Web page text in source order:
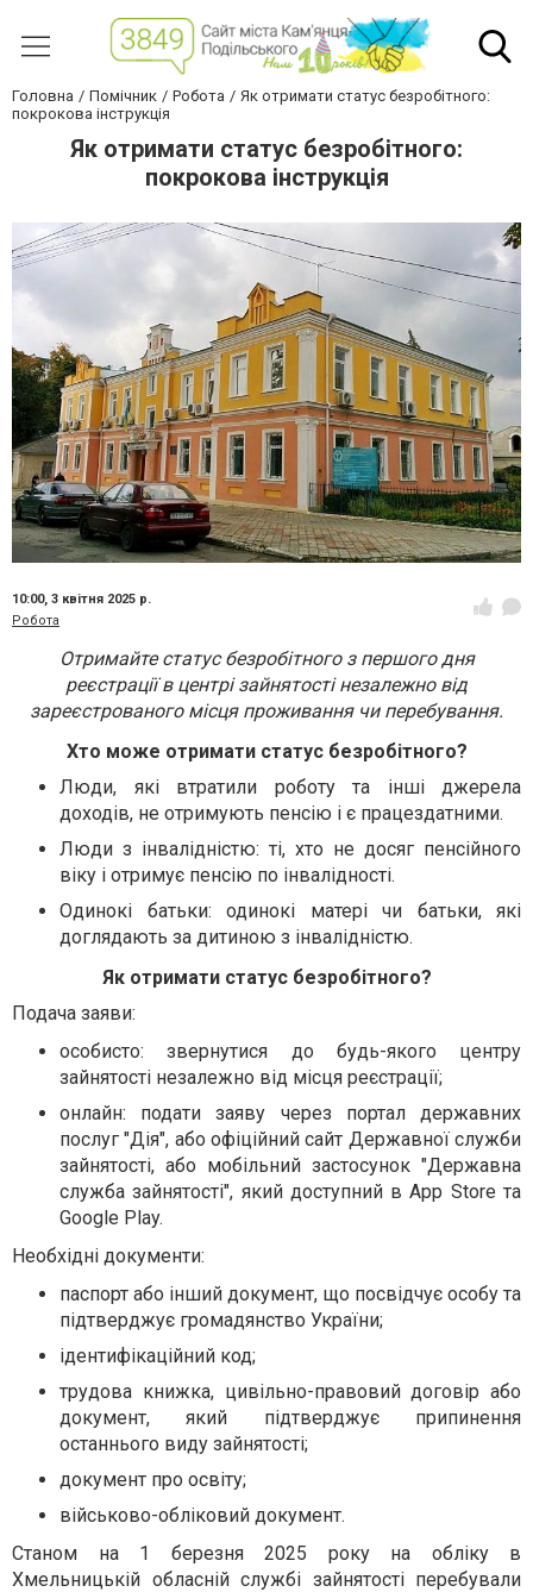
Головна Помічник Робота
Як отримати статус безробітного:
покрокова інструкція
Як отримати статус безробітного:
покрокова інструкція
10:00, 3 квітня 2025 р.
Робота
Отримайте статус безробітного з першого дня
реєстрації в центрі зайнятості незалежно від
зареєстрованого місця проживання чи перебування.
Хто може отримати статус безробітного?
Люди, які втратили роботу та інші джерела
доходів, не отримують пенсію і є працездатними.
Люди з інвалідністю: ті, хто не досяг пенсійного
віку і отримує пенсію по інвалідності.
Одинокі батьки: одинокі матері чи батьки, які
доглядають за дитиною з інвалідністю.
Як отримати статус безробітного?
Подача заяви:
особисто: звернутися до будь-якого центру
зайнятості незалежно від місця реєстрації;
онлайн: подати заяву через портал державних
послуг "Дія", або офіційний сайт Державної служби
зайнятості, або мобільний застосунок "Державна
служба зайнятості", який доступний в App Store та
Google Play.
Необхідні документи:
паспорт або інший документ, що посвідчує особу та
підтверджує громадянство України;
ідентифікаційний код;
трудова книжка, цивільно-правовий договір або
документ, який підтверджує припинення
останнього виду зайнятості;
документ про освіту;
військово-обліковий документ.
Станом на 1 березня 2025 року на обліку в
Хмельницькій обласній службі зайнятості перебували